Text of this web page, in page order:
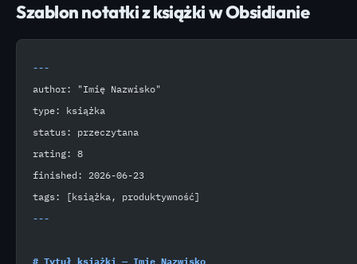
Szablon notatki z książki w Obsidianie
---
author: "Imię Nazwisko"
type: książka
status: przeczytana
rating: 8
finished: 2026-06-23
tags: [książka, produktywność]
---
# Tytuł książki — Imię Nazwisko